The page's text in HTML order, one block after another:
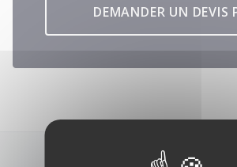
DEMANDER UN DEVIS